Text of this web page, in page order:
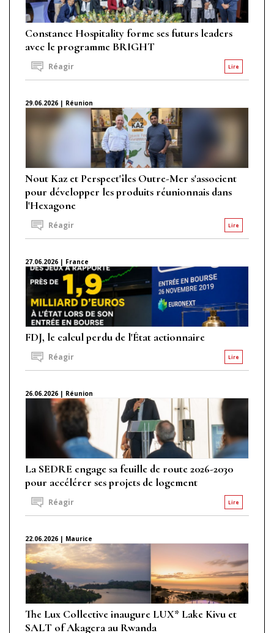
Constance Hospitality forme ses futurs leaders
avec le programme BRIGHT
Lire
Réagir
29.06.2026 | Réunion
Nout Kaz et Perspect'îles Outre-Mer s'associent
pour développer les produits réunionnais dans
l'Hexagone
Lire
Réagir
27.06.2026 | France
FDJ, le calcul perdu de l'État actionnaire
Lire
Réagir
26.06.2026 | Réunion
La SEDRE engage sa feuille de route 2026-2030
pour accélérer ses projets de logement
Lire
Réagir
22.06.2026 | Maurice
The Lux Collective inaugure LUX* Lake Kivu et
SALT of Akagera au Rwanda